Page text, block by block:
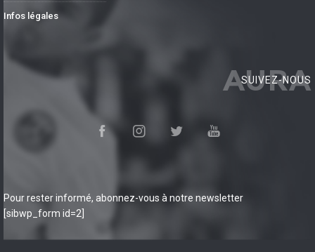
Infos légales
AURA
SUIVEZ-NOUS
Pour rester informé, abonnez-vous à notre newsletter
[sibwp_form id=2]